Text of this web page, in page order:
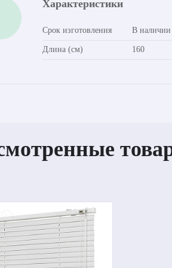
Характеристики
Срок изготовления В наличии
Длина (см) 160